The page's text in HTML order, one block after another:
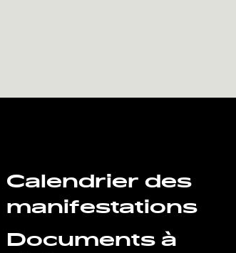
Calendrier des
manifestations
Documents à